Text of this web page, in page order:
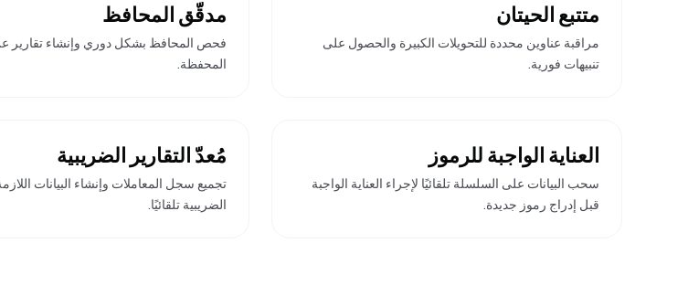
متتبع الحيتان
مراقبة عناوين محددة للتحويلات الكبيرة والحصول على
تنبيهات فورية.
مدقّق المحافظ
فحص المحافظ بشكل دوري وإنشاء تقارير
المحفظة.
العناية الواجبة للرموز
سحب البيانات على السلسلة تلقائيًا لإجراء العناية الواجبة
قبل إدراج رموز جديدة.
مُعدّ التقارير الضريبية
تجميع سجل المعاملات وإنشاء البيانات اللازمة
الضريبية تلقائيًا.